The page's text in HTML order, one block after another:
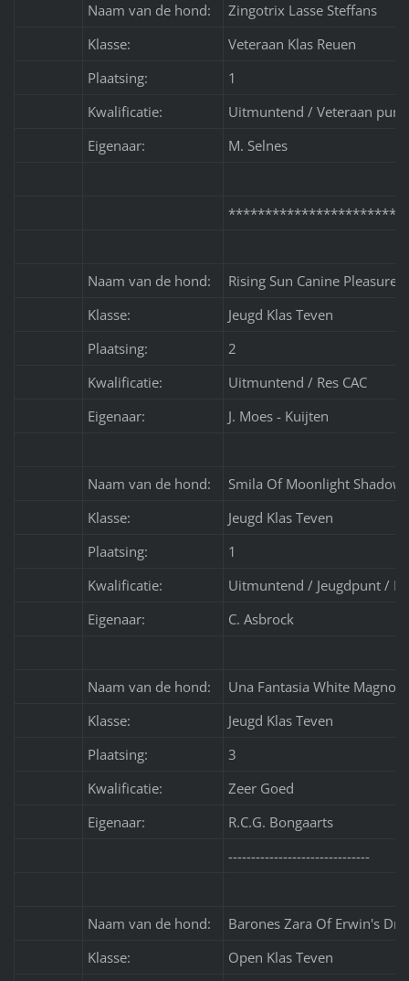
Naam van de hond:
Zingotrix Lasse Steffans
Klasse:
Veteraan Klas Reuen
Plaatsing:
1
Kwalificatie:
Uitmuntend / Veteraan punt
Eigenaar:
M. Selnes
Naam van de hond:
Rising Sun Canine Pleasure
Klasse:
Jeugd Klas Teven
Plaatsing:
2
Kwalificatie:
Uitmuntend / Res CAC
Eigenaar:
J. Moes - Kuijten
Naam van de hond:
Smila Of Moonlight Shadow
Klasse:
Jeugd Klas Teven
Plaatsing:
1
Kwalificatie:
Uitmuntend / Jeugdpunt /
Eigenaar:
C. Asbrock
Naam van de hond:
Una Fantasia White
Klasse:
Jeugd Klas Teven
Plaatsing:
3
Kwalificatie:
Zeer Goed
Eigenaar:
R.C.G. Bongaarts
-------------------------------
Naam van de hond:
Barones Zara Of Erwin's
Klasse:
Open Klas Teven